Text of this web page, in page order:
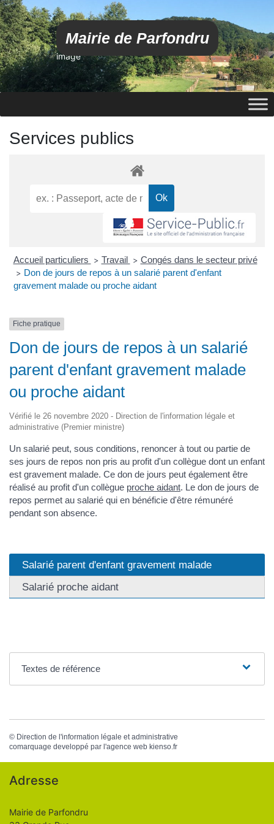
Mairie de Parfondru
image
Services publics
Accueil particuliers > Travail > Congés dans le secteur privé
> Don de jours de repos à un salarié parent d'enfant
gravement malade ou proche aidant
Fiche pratique
Don de jours de repos à un salarié
parent d'enfant gravement malade
ou proche aidant
Vérifié le 26 novembre 2020 - Direction de l'information légale et
administrative (Premier ministre)
Un salarié peut, sous conditions, renoncer à tout ou partie de
ses jours de repos non pris au profit d'un collègue dont un enfant
est gravement malade. Ce don de jours peut également être
réalisé au profit d'un collègue proche aidant. Le don de jours de
repos permet au salarié qui en bénéficie d'être rémunéré
pendant son absence.
Salarié parent d'enfant gravement malade
Salarié proche aidant
Textes de référence
© Direction de l'information légale et administrative
comarquage developpé par l'agence web kienso.fr
Adresse
Mairie de Parfondru